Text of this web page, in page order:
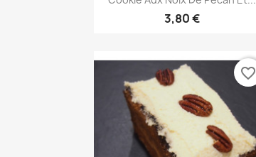
3,80 €
favorite_border